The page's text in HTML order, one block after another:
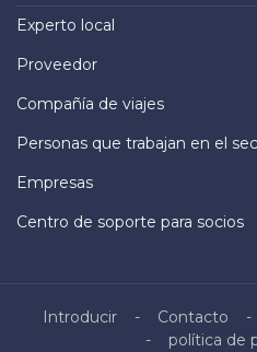
Experto local
Proveedor
Compañía de viajes
Personas que trabajan en el
Empresas
Centro de soporte para socios
Introducir Contacto
política de